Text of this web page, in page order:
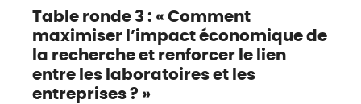
Table ronde 3 : « Comment
maximiser l’impact économique de
la recherche et renforcer le lien
entre les laboratoires et les
entreprises ? »